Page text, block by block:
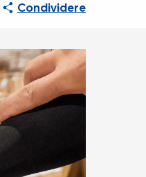
Condividere